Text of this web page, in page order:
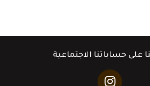
على حساباتنا الاجتماعية